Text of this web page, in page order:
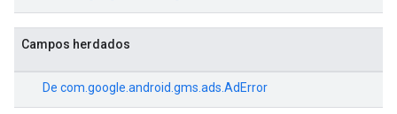
Campos herdados
De com.google.android.gms.ads.AdError